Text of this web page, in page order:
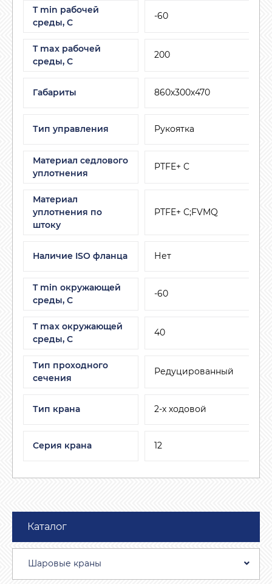
T min рабочей
среды, C
-60
T max рабочей
среды, С
200
Габариты 860х300х470
Тип управления Рукоятка
Материал седлового
уплотнения
PTFE+ C
Материал
уплотнения по
штоку
PTFE+ C;FVMQ
Наличие ISO фланца Нет
T min окружающей
среды, C
-60
T max окружающей
среды, С
40
Тип проходного
сечения
Редуцированный
Тип крана 2-х ходовой
Серия крана 12
Каталог
Шаровые краны